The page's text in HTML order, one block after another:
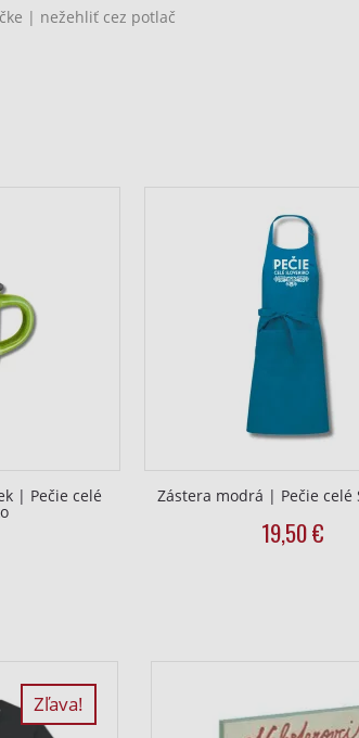
| nežehliť cez potlač
| Pečie celé Zástera modrá | Pečie celé
19,50€
Zľava!